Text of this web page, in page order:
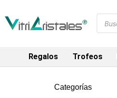
Regalos Trofeos
Categorías